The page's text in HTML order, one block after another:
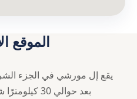
الموقع
يقع إل مورشي في الجزء
بعد حوالي